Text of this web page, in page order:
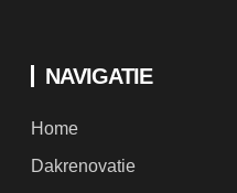
NAVIGATIE
Home
Dakrenovatie